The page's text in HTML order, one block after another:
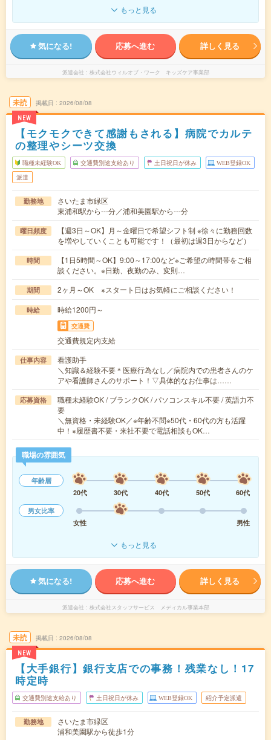
もっと見る
気になる! 応募へ進む 詳しく見る
派遣会社 株式会社ウィルオブ・ワーク キッズケア事業部
未読
NEW
掲載日 2026/08/08
【モクモクできて感謝もされる】病院でカルテ
の整理やシーツ交換
職種未経験OK 交通費別途支給あり 土日祝日が休み WEB登録OK
派遣
勤務地
さいたま市緑区
東浦和駅から---分／浦和美園駅から---分
曜日頻度
【週3日～OK】月～金曜日で希望シフト制 ※徐々に勤務回数
を増やしていくことも可能です！（最初は週3日からなど）
時間
【1日5時間～OK】9:00～17:00など※ご希望の時間帯をご相
談ください。※日勤、夜勤のみ、変則…
期間 2ヶ月～OK ※スタート日はお気軽にご相談ください！
時給 時給1200円～
交通費
交通費規定内支給
仕事内容
看護助手
＼知識＆経験不要＊医療行為なし／病院内での患者さんのケ
アや看護師さんのサポート！▽具体的なお仕事は……
応募資格
職種未経験OK / ブランクOK / パソコンスキル不要 / 英語力不
要
＼無資格・未経験OK／※年齢不問※50代・60代の方も活躍
中！※履歴書不要・来社不要で電話相談もOK…
職場の雰囲気
年齢層
20代
30代 40代 50代
60代
男女比率
女性
男性
もっと見る
気になる! 応募へ進む 詳しく見る
派遣会社 株式会社スタッフサービス メディカル事業本部
未読
NEW
掲載日 2026/08/08
【大手銀行】銀行支店での事務！残業なし！17
時定時
交通費別途支給あり 土日祝日が休み WEB登録OK 紹介予定派遣
勤務地
さいたま市緑区
浦和美園駅から徒歩1分